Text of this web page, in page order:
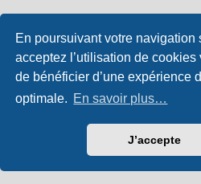
En poursuivant votre navigation
acceptez l’utilisation de cookies
de bénéficier d’une expérience
optimale. En savoir plus…
J’accepte